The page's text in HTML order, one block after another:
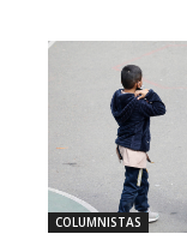
COLUMNISTAS